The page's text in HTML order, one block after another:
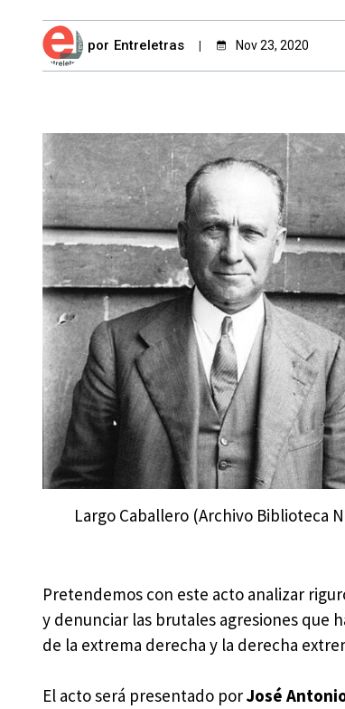
por Entreletras Nov 23, 2020
Largo Caballero (Archivo Biblioteca
Pretendemos con este acto analizar
y denunciar las brutales agresiones que
de la extrema derecha y la derecha
El acto será presentado porJosé